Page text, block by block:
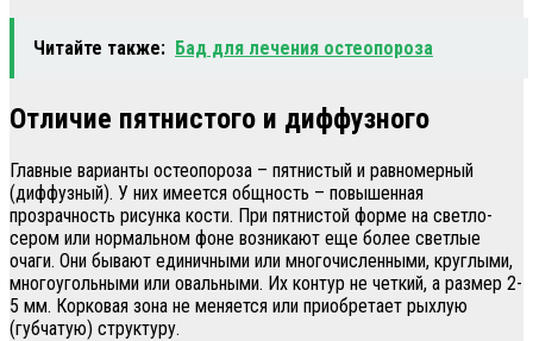
Читайте также: Бад для лечения остеопороза
Отличие пятнистого и диффузного
Главные варианты остеопороза – пятнистый и равномерный
(диффузный). У них имеется общность – повышенная
прозрачность рисунка кости. При пятнистой форме на светло-
сером или нормальном фоне возникают еще более светлые
очаги. Они бывают единичными или многочисленными, круглыми,
многоугольными или овальными. Их контур не четкий, а размер 2-
5 мм. Корковая зона не меняется или приобретает рыхлую
(губчатую) структуру.